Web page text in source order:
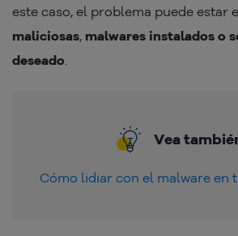
este caso, el problema puede estar
maliciosas, malwares instalados o
deseado.
Vea
Cómo lidiar con el malware en